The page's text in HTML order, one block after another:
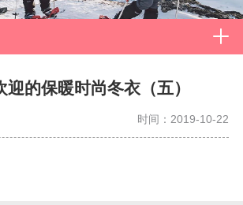
的保暖时尚冬衣（五）
时间：2019-10-22